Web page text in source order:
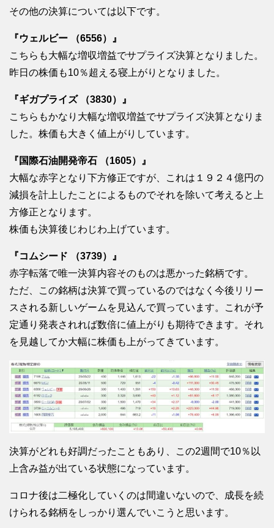
その他の決算については以下です。
『ウェルビー （6556）』
こちらも大幅な増収増益でサプライズ決算となりました。
昨日の株価も10％超える寝上がりとなりました。
『ギガプライズ （3830）』
こちらもかなり大幅な増収増益でサプライズ決算となりま
した。株価も大きく値上がりしています。
『国際石油開発帝石 （1605）』
大幅な赤字となり下方修正ですが、これは１９２４億円の
減損を計上したことによるものでそれを除いて考えると上
方修正となります。
株価も決算後じわじわ上げています。
『コムシード （3739）』
赤字転落で唯一決算内容そのものは悪かった銘柄です。
ただ、この銘柄は決算で買っているのではなく今後リリー
スされる新しいゲームを見込んで買っています。これが予
定通り発表されれば数倍に値上がりも期待できます。それ
を見越してか大幅に株価も上がってきています。
決算がどれも好調だったこともあり、この2週間で10％以
上含み益が出ている状態になっています。
コロナ後は二極化していくのは間違いないので、成長を続
けられる銘柄をしっかり選んでいこうと思います。